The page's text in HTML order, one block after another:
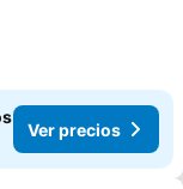
Ver precios